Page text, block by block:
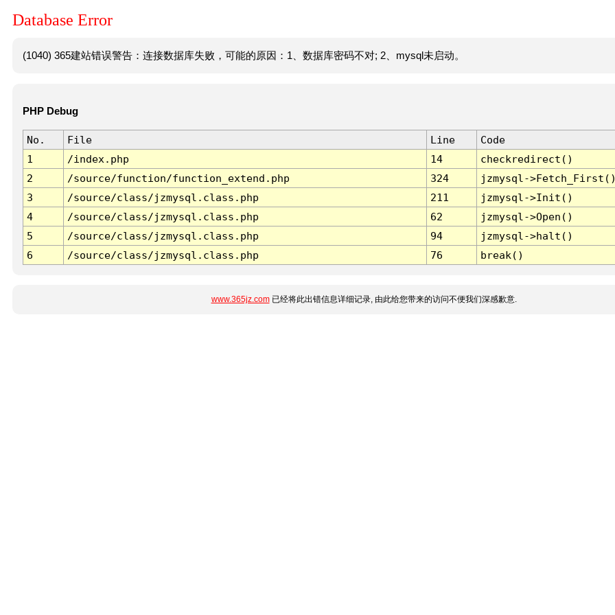
Database Error
(1040) 365建站错误警告：连接数据库失败，可能的原因：1、数据库密码不对; 2、mysql未启动。
PHP Debug
No. File Line
Code
1
/index.php 14
checkredirect()
2
/source/function/function_extend.php 324
jzmysql-
3
/source/class/jzmysql.class.php 211
jzmysql->Init()
4
/source/class/jzmysql.class.php 62
jzmysql->Open()
5
/source/class/jzmysql.class.php 94
jzmysql->halt()
6
/source/class/jzmysql.class.php 76 break()
www.365jz.com已经将此出错信息详细记录, 由此给您带来的访问不便我们深感歉意.